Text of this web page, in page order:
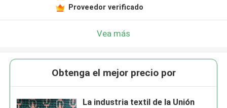
Proveedor verificado
Vea más
Obtenga el mejor precio por
La industria textil de la Unión